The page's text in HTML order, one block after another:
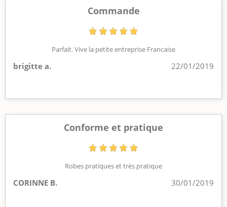
Commande
Parfait. Vive la petite entreprise Francaise
brigitte a. 22/01/2019
Conforme et pratique
Robes pratiques et très pratique
CORINNE B. 30/01/2019